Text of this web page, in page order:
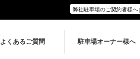
弊社駐車場のご契約者様へ
よくあるご質問 駐車場オーナー様へ